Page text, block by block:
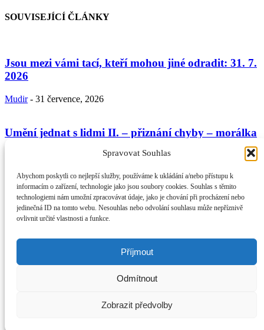
Spravovat Souhlas
Abychom poskytli co nejlepší služby, používáme k ukládání a/nebo přístupu k
informacím o zařízení, technologie jako jsou soubory cookies. Souhlas s těmito
technologiemi nám umožní zpracovávat údaje, jako je chování při procházení nebo
jedinečná ID na tomto webu. Nesouhlas nebo odvolání souhlasu může nepříznivě
ovlivnit určité vlastnosti a funkce.
Příjmout
Odmítnout
Zobrazit předvolby
SOUVISEJÍCÍ ČLÁNKY
Jsou mezi vámi tací, kteří mohou jiné odradit: 31. 7.
2026
Mudir - 31 července, 2026
Umění jednat s lidmi II. – přiznání chyby – morálka
Umění jednání s lidmi podle Koránu a sunny: 17. 7.
2026
Mudir - 17 července, 2026
© IslámDnes 2014 - 2025 Publikované názory se nemusí shodovat s